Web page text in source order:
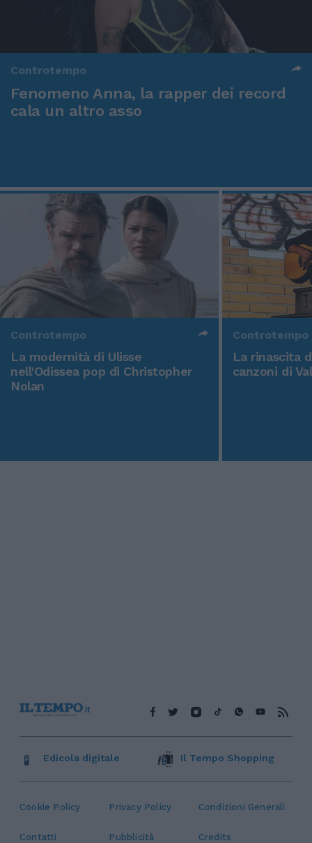
Controtempo
Fenomeno Anna, la rapper dei record
cala un altro asso
Controtempo
La modernità di Ulisse
nell'Odissea pop di Christopher
Nolan
Controtempo
La rinascita
canzoni di
Cookie Policy Privacy Policy Condizioni Generali
Contatti Pubblicità Credits
Edicola digitale Il Tempo Shopping